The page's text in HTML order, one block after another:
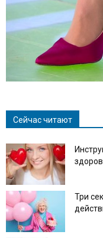
Сейчас читают
Три